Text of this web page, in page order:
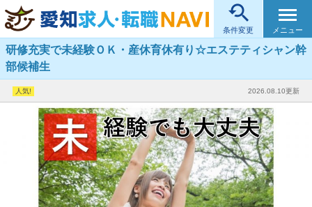

条件変更 メニュー
研修充実で未経験ＯＫ・産休育休有り☆エステティシャン幹
部候補生
2026.08.10更新